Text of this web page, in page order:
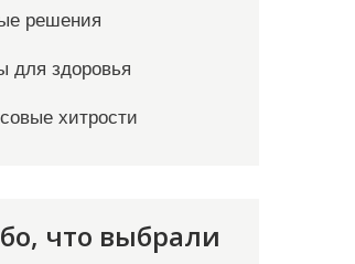
решения
для здоровья
хитрости
что выбрали